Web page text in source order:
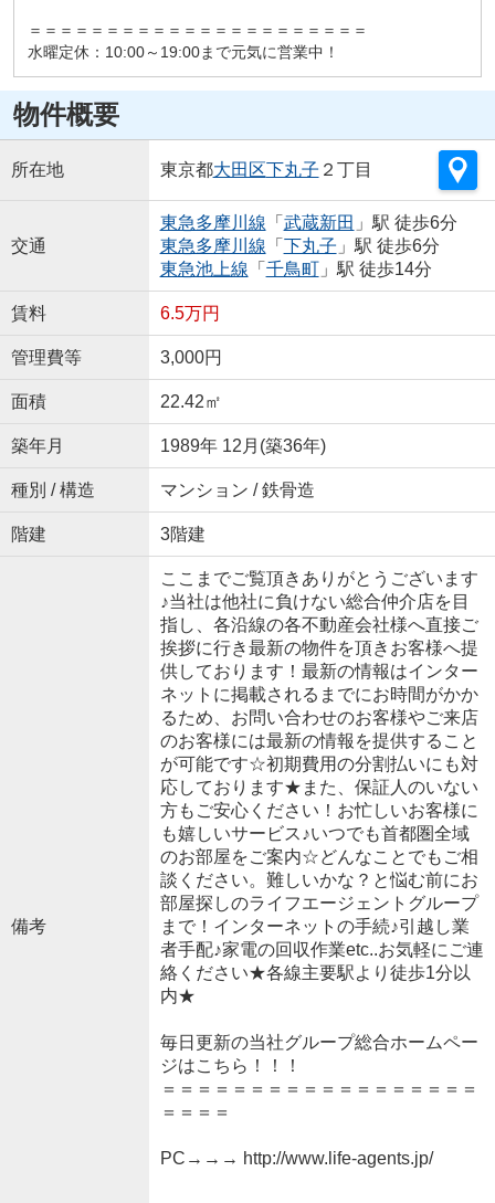
＝＝＝＝＝＝＝＝＝＝＝＝＝＝＝＝＝＝＝＝＝＝
水曜定休：10:00～19:00まで元気に営業中！
物件概要
所在地 東京都大田区下丸子 ２丁目
交通
東急多摩川線 「 武蔵新田 」駅 徒歩6分
東急多摩川線 「 下丸子 」駅 徒歩6分
東急池上線 「 千鳥町」駅 徒歩14分
賃料 6.5万円
管理費等 3,000円
面積 22.42㎡
築年月 1989年 12月(築36年)
種別 / 構造 マンション / 鉄骨造
階建 3階建
備考
ここまでご覧頂きありがとうございます
♪当社は他社に負けない総合仲介店を目
指し、各沿線の各不動産会社様へ直接ご
挨拶に行き最新の物件を頂きお客様へ提
供しております！最新の情報はインター
ネットに掲載されるまでにお時間がかか
るため、お問い合わせのお客様やご来店
のお客様には最新の情報を提供すること
が可能です☆初期費用の分割払いにも対
応しております★また、保証人のいない
方もご安心ください！お忙しいお客様に
も嬉しいサービス♪いつでも首都圏全域
のお部屋をご案内☆どんなことでもご相
談ください。難しいかな？と悩む前にお
部屋探しのライフエージェントグループ
まで！インターネットの手続♪引越し業
者手配♪家電の回収作業etc..お気軽にご連
絡ください★各線主要駅より徒歩1分以
内★
毎日更新の当社グループ総合ホームペー
ジはこちら！！！
＝＝＝＝＝＝＝＝＝＝＝＝＝＝＝＝＝＝
＝＝＝＝
PC→→→ http://www.life-agents.jp/